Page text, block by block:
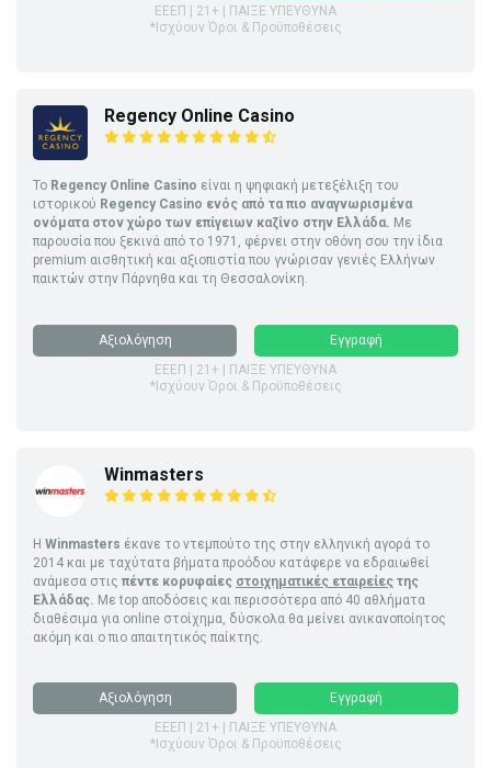
ΕΕΕΠ | 21+ | ΠΑΙΞΕ ΥΠΕΥΘΥΝΑ
*Ισχύουν Όροι & Προϋποθέσεις
Regency Online Casino
Το Regency Online Casino είναι η ψηφιακή μετεξέλιξη του
ιστορικού Regency Casino ενός από τα πιο αναγνωρισμένα
ονόματα στον χώρο των επίγειων καζίνο στην Ελλάδα. Με
παρουσία που ξεκινά από το 1971, φέρνει στην οθόνη σου την ίδια
premium αισθητική και αξιοπιστία που γνώρισαν γενιές Ελλήνων
παικτών στην Πάρνηθα και τη Θεσσαλονίκη.
Αξιολόγηση
Εγγραφή
ΕΕΕΠ | 21+ | ΠΑΙΞΕ ΥΠΕΥΘΥΝΑ
*Ισχύουν Όροι & Προϋποθέσεις
Winmasters
Η Winmasters έκανε το ντεμπούτο της στην ελληνική αγορά το
2014 και με ταχύτατα βήματα προόδου κατάφερε να εδραιωθεί
ανάμεσα στις πέντε κορυφαίες στοιχηματικές εταιρείες της
Ελλάδας. Με top αποδόσεις και περισσότερα από 40 αθλήματα
διαθέσιμα για online στοίχημα, δύσκολα θα μείνει ανικανοποίητος
ακόμη και ο πιο απαιτητικός παίκτης.
Αξιολόγηση
Εγγραφή
ΕΕΕΠ | 21+ | ΠΑΙΞΕ ΥΠΕΥΘΥΝΑ
*Ισχύουν Όροι & Προϋποθέσεις